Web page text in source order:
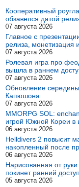
Кооперативный
обзавелся датой
07 августа 2026
Главное с
релиза, монетизация
07 августа 2026
Ролевая игра про
вышла в раннем
07 августа 2026
Обновление
Капюшона
07 августа 2026
MMORPG SOL:
игрой Южной Кореи в
06 августа 2026
Helldivers 2 повысит
накопленный после
06 августа 2026
Нарисованная от
покинет ранний
05 августа 2026